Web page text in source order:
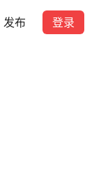
发布 登录